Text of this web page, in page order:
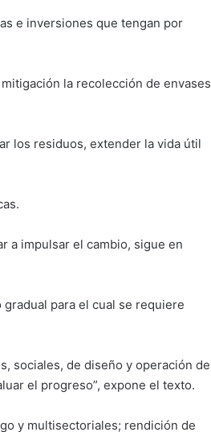
e inversiones que tengan por
la recolección de envases
los residuos, extender la vida útil
a impulsar el cambio, sigue en
para el cual se requiere
sociales, de diseño y operación de
el progreso”, expone el texto.
y multisectoriales; rendición de